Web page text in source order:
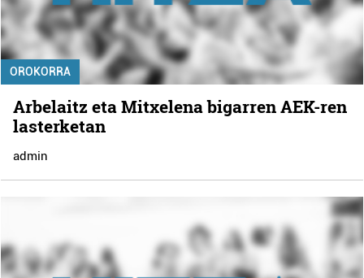
OROKORRA
Arbelaitz eta Mitxelena bigarren AEK-ren
lasterketan
admin